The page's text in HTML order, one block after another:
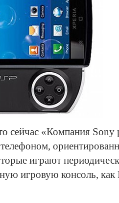
сейчас «Компания Sony
телефоном,
играют
игровую консоль,